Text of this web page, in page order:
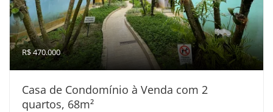
R$ 470.000
Casa de Condomínio à Venda com 2
quartos, 68m²